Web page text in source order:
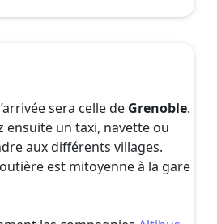
sera celle de Grenoble.
ensuite un taxi, navette ou
aux différents villages.
est mitoyenne à la gare